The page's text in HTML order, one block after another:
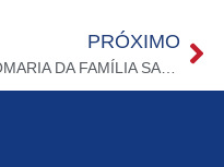
PRÓXIMO
ROMARIA DA FAMÍLIA SALESIANA – “Com Maria, Ser Fermento na Família”